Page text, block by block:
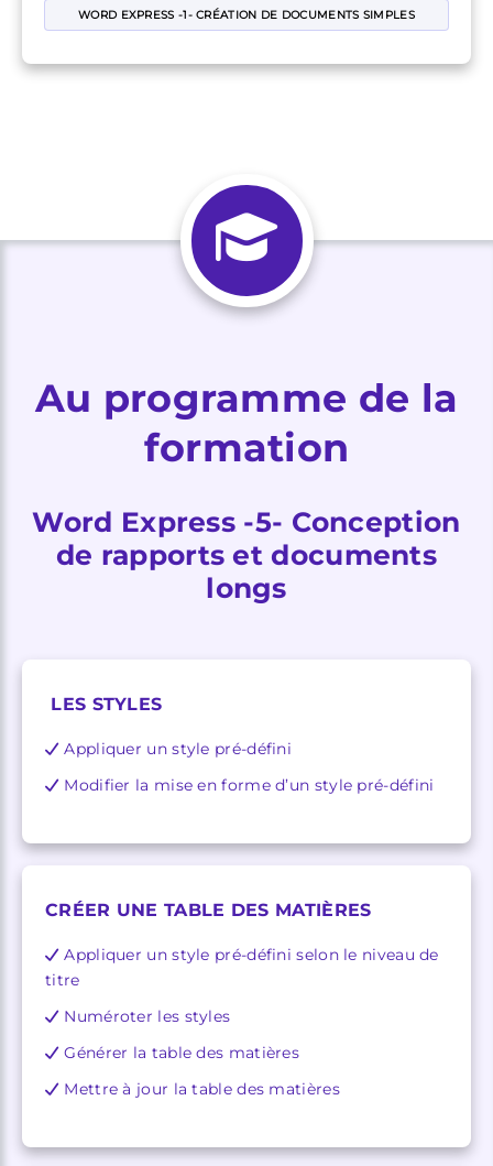
WORD EXPRESS -1- CRÉATION DE DOCUMENTS SIMPLES
Au programme de la
formation
Word Express -5- Conception
de rapports et documents
longs
LES STYLES
Appliquer un style pré-défini
Modifier la mise en forme d’un style pré-défini
CRÉER UNE TABLE DES MATIÈRES
Appliquer un style pré-défini selon le niveau de
titre
Numéroter les styles
Générer la table des matières
Mettre à jour la table des matières